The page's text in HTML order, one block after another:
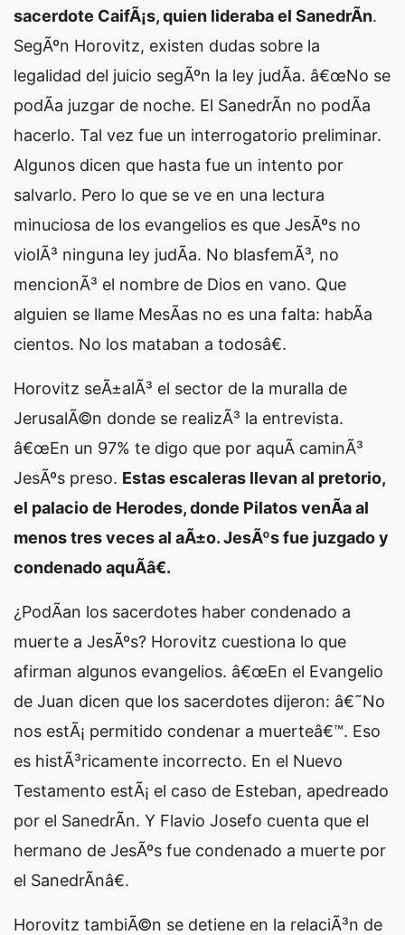
sacerdote CaifÃ¡s, quien lideraba el SanedrÃ­n.
SegÃºn Horovitz, existen dudas sobre la
legalidad del juicio segÃºn la ley judÃ­a. â€œNo se
podÃ­a juzgar de noche. El SanedrÃ­n no podÃ­a
hacerlo. Tal vez fue un interrogatorio preliminar.
Algunos dicen que hasta fue un intento por
salvarlo. Pero lo que se ve en una lectura
minuciosa de los evangelios es que JesÃºs no
violÃ³ ninguna ley judÃ­a. No blasfemÃ³, no
mencionÃ³ el nombre de Dios en vano. Que
alguien se llame MesÃ­as no es una falta: habÃ­a
cientos. No los mataban a todosâ€.
Horovitz seÃ±alÃ³ el sector de la muralla de
JerusalÃ©n donde se realizÃ³ la entrevista.
â€œEn un 97% te digo que por aquÃ­ caminÃ³
JesÃºs preso. Estas escaleras llevan al pretorio,
el palacio de Herodes, donde Pilatos venÃ­a al
menos tres veces al aÃ±o. JesÃºs fue juzgado y
condenado aquÃ­â€.
¿PodÃ­an los sacerdotes haber condenado a
muerte a JesÃºs? Horovitz cuestiona lo que
afirman algunos evangelios. â€œEn el Evangelio
de Juan dicen que los sacerdotes dijeron: â€˜No
nos estÃ¡ permitido condenar a muerteâ€™. Eso
es histÃ³ricamente incorrecto. En el Nuevo
Testamento estÃ¡ el caso de Esteban, apedreado
por el SanedrÃ­n. Y Flavio Josefo cuenta que el
hermano de JesÃºs fue condenado a muerte por
el SanedrÃ­nâ€.
Horovitz tambiÃ©n se detiene en la relaciÃ³n de